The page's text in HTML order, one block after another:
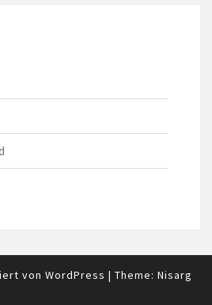
von WordPress | Theme: Nisarg